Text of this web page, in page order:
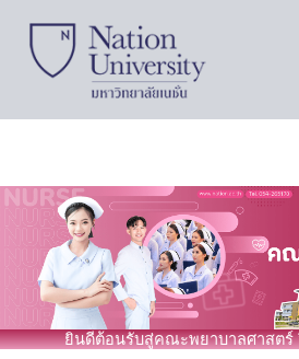
content
ยินดีต้อนรับสู่คณะพยาบาลศาสตร์